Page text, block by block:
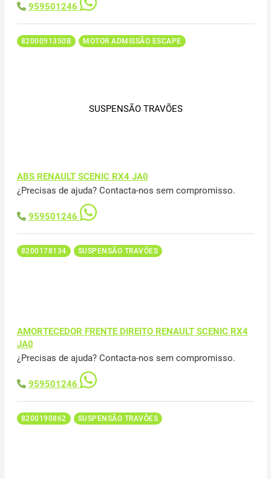
959501246
8200091350B MOTOR ADMISSÃO ESCAPE
SUSPENSÃO TRAVÕES
ABS RENAULT SCENIC RX4 JA0
¿Precisas de ajuda? Contacta-nos sem compromisso.
959501246
8200178134 SUSPENSÃO TRAVÕES
AMORTECEDOR FRENTE DIREITO RENAULT SCENIC RX4
JA0
¿Precisas de ajuda? Contacta-nos sem compromisso.
959501246
8200190862 SUSPENSÃO TRAVÕES